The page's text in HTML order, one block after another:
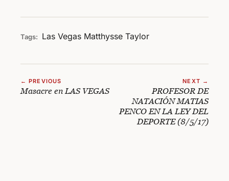
Tags: Las Vegas Matthysse Taylor
← PREVIOUS
Masacre en LAS VEGAS
NEXT →
PROFESOR DE
NATACIÓN MATIAS
PENCO EN LA LEY DEL
DEPORTE (8/5/17)